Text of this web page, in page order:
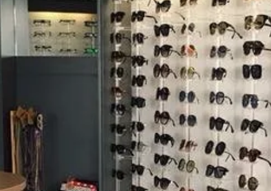
9h -18h30
SAMEDI
9h – 12h / 14h30 – 18h30